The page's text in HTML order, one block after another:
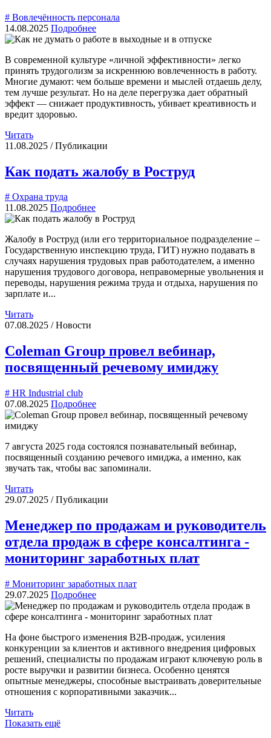
# Вовлечённость персонала
14.08.2025 Подробнее
В современной культуре «личной эффективности» легко
принять трудоголизм за искреннюю вовлеченность в работу.
Многие думают: чем больше времени и мыслей отдаешь делу,
тем лучше результат. Но на деле перегрузка дает обратный
эффект — снижает продуктивность, убивает креативность и
вредит здоровью.
Читать
11.08.2025 / Публикации
Как подать жалобу в Роструд
# Охрана труда
11.08.2025 Подробнее
Жалобу в Роструд (или его территориальное подразделение –
Государственную инспекцию труда, ГИТ) нужно подавать в
случаях нарушения трудовых прав работодателем, а именно
нарушения трудового договора, неправомерные увольнения и
переводы, нарушения режима труда и отдыха, нарушения по
зарплате и...
Читать
07.08.2025 / Новости
Coleman Group провел вебинар,
посвященный речевому имиджу
# HR Industrial club
07.08.2025 Подробнее
7 августа 2025 года состоялся познавательный вебинар,
посвященный созданию речевого имиджа, а именно, как
звучать так, чтобы вас запоминали.
Читать
29.07.2025 / Публикации
Менеджер по продажам и руководитель
отдела продаж в сфере консалтинга -
мониторинг заработных плат
# Мониторинг заработных плат
29.07.2025 Подробнее
На фоне быстрого изменения B2B-продаж, усиления
конкуренции за клиентов и активного внедрения цифровых
решений, специалисты по продажам играют ключевую роль в
росте выручки и развитии бизнеса. Особенно ценятся
опытные менеджеры, способные выстраивать доверительные
отношения с корпоративными заказчик...
Читать
Показать ещё